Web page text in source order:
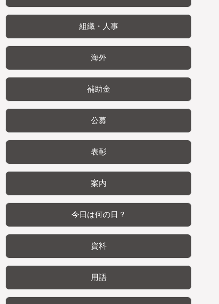
組織・人事
海外
補助金
公募
表彰
案内
今日は何の日？
資料
用語